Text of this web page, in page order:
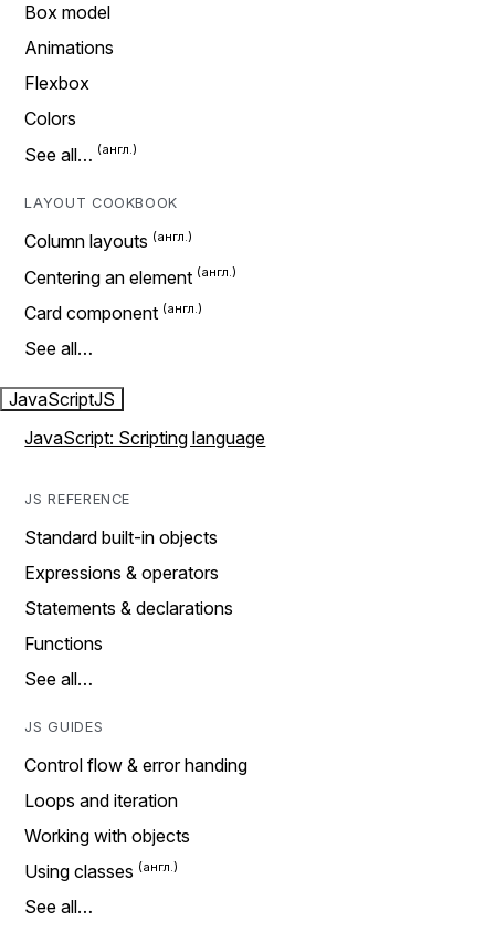
Box model
Animations
Flexbox
Colors
See all…
LAYOUT COOKBOOK
Column layouts
Centering an element
Card component
See all…
JavaScriptJS
JavaScript: Scripting language
JS REFERENCE
Standard built-in objects
Expressions & operators
Statements & declarations
Functions
See all…
JS GUIDES
Control flow & error handing
Loops and iteration
Working with objects
Using classes
See all…